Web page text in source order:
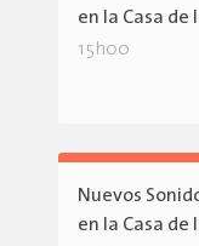
en la Casa de
15h00
Nuevos
en la Casa de